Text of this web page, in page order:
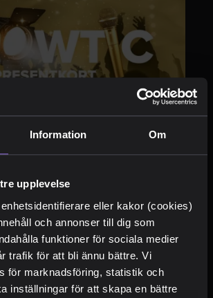
Information Om
upplevelse
eller kakor (cookies)
och annonser till dig som
funktioner för sociala medier
trafik för att bli ännu bättre. Vi
för marknadsföring, statistik och
inställningar för att skapa en bättre
upplevelse och håva in
presentkort är den